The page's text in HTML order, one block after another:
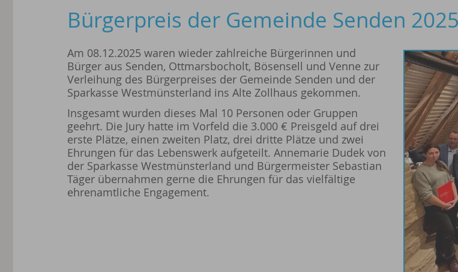
Bürgerpreis der Gemeinde Senden
Am 08.12.2025 waren wieder zahlreiche Bürgerinnen und
Bürger aus Senden, Ottmarsbocholt, Bösensell und Venne zur
Verleihung des Bürgerpreises der Gemeinde Senden und der
Sparkasse Westmünsterland ins Alte Zollhaus gekommen.
Insgesamt wurden dieses Mal 10 Personen oder Gruppen
geehrt. Die Jury hatte im Vorfeld die 3.000 € Preisgeld auf drei
erste Plätze, einen zweiten Platz, drei dritte Plätze und zwei
Ehrungen für das Lebenswerk aufgeteilt. Annemarie Dudek von
der Sparkasse Westmünsterland und Bürgermeister Sebastian
Täger übernahmen gerne die Ehrungen für das vielfältige
ehrenamtliche Engagement.